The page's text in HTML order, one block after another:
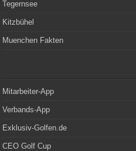
Tegernsee
Kitzbühel
Muenchen Fakten
Mitarbeiter-App
Verbands-App
Exklusiv-Golfen.de
CEO Golf Cup